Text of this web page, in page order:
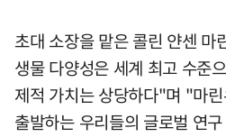
초대 소장을 맡은 콜린 얀센 마
생물 다양성은 세계 최고 수준
제적 가치는 상당하다"며 "마
출발하는 우리들의 글로벌 연